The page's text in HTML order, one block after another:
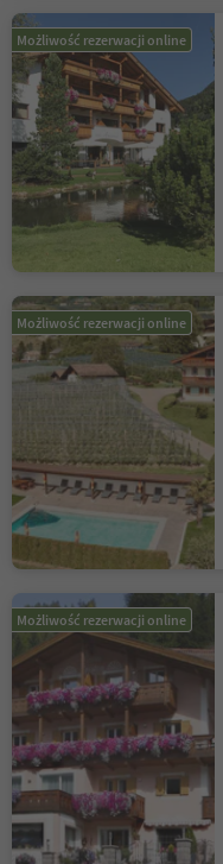
Możliwość rezerwacji online
Możliwość rezerwacji online
Możliwość rezerwacji online